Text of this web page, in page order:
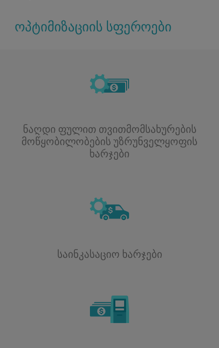
ოპტიმიზაციის სფეროები
ნაღდი ფულით თვითმომსახურების
მოწყობილობების უზრუნველყოფის
ხარჯები
საინკასაციო ხარჯები